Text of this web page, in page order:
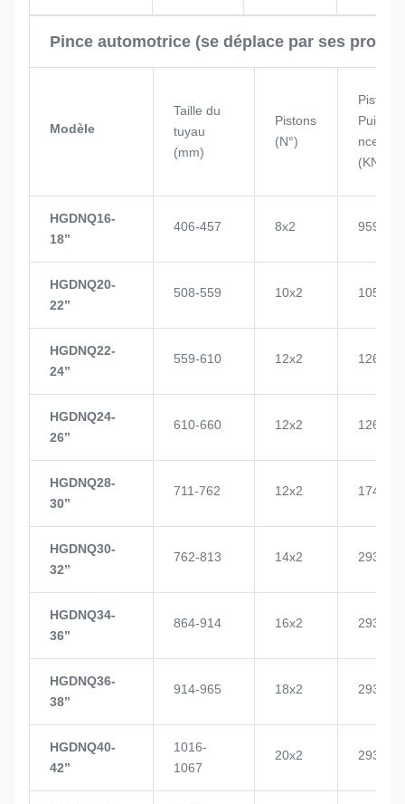
Pince automotrice (se déplace par ses
Modèle
Taille du
tuyau
(mm)
Pistons
(N°)
Piston
Puissa
nce
(KN)
HGDNQ16-
18’’
406-457 8x2 959
HGDNQ20-
22’’
508-559 10x2 1057
HGDNQ22-
24’’
559-610 12x2 1268
HGDNQ24-
26’’
610-660 12x2 1268
HGDNQ28-
30’’
711-762 12x2 1748
HGDNQ30-
32’’
762-813 14x2 2937
HGDNQ34-
36’’
864-914 16x2 2937
HGDNQ36-
38’’
914-965 18x2 2937
HGDNQ40-
42’’
1016-
1067
20x2 2937